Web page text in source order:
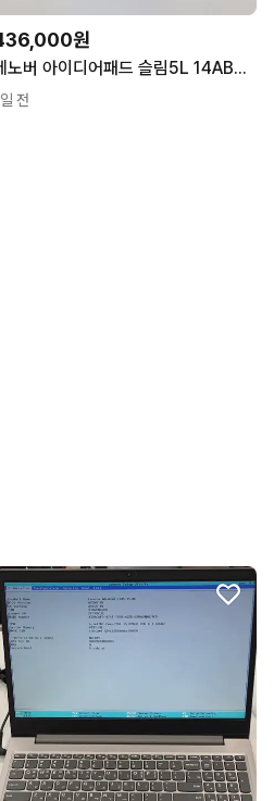
원
레노버 아이디어패드 슬림5L 14ABR8 라이젠5 16GB 512GB
전